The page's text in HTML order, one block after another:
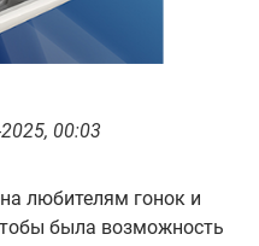
00:03
любителям гонок и
была возможность